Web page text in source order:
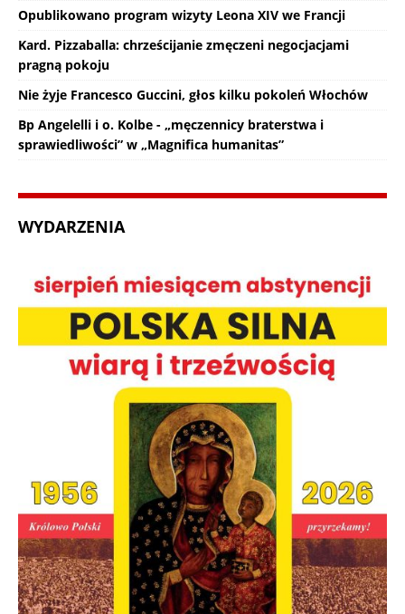
Opublikowano program wizyty Leona XIV we Francji
Kard. Pizzaballa: chrześcijanie zmęczeni negocjacjami
pragną pokoju
Nie żyje Francesco Guccini, głos kilku pokoleń Włochów
Bp Angelelli i o. Kolbe - „męczennicy braterstwa i
sprawiedliwości” w „Magnifica humanitas”
WYDARZENIA